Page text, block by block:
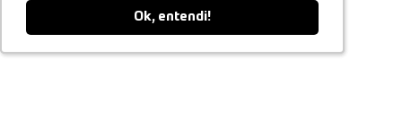
Ok, entendi!
Ok, entendi!